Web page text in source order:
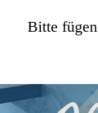
Bitte